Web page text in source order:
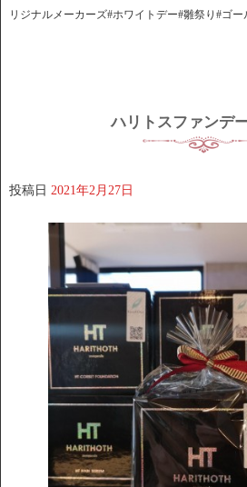
リジナルメーカーズ#ホワイトデー#雛祭り#ゴ
ハリトスファンデ
投稿日 2021年2月27日